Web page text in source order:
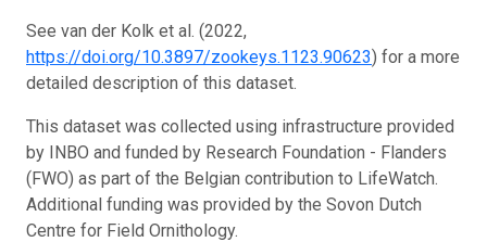
See van der Kolk et al. (2022,
https://doi.org/10.3897/zookeys.1123.90623) for a more
detailed description of this dataset.
This dataset was collected using infrastructure provided
by INBO and funded by Research Foundation - Flanders
(FWO) as part of the Belgian contribution to LifeWatch.
Additional funding was provided by the Sovon Dutch
Centre for Field Ornithology.